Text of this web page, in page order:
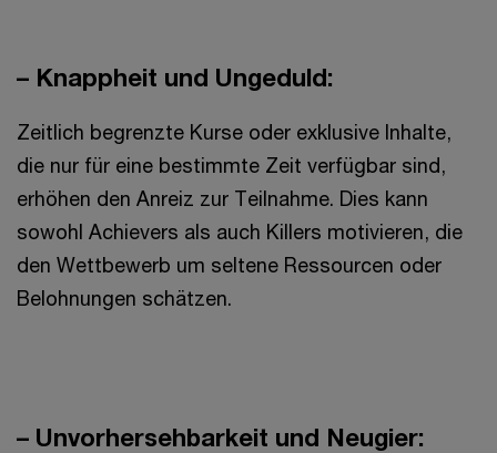
– Knappheit und Ungeduld:
Zeitlich begrenzte Kurse oder exklusive Inhalte,
die nur für eine bestimmte Zeit verfügbar sind,
erhöhen den Anreiz zur Teilnahme. Dies kann
sowohl Achievers als auch Killers motivieren, die
den Wettbewerb um seltene Ressourcen oder
Belohnungen schätzen.
– Unvorhersehbarkeit und Neugier: